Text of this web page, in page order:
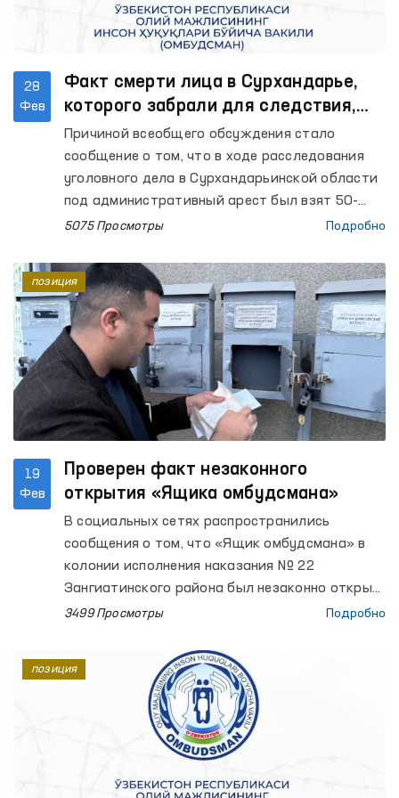
28
Фев
Факт смерти лица в Сурхандарье,
которого забрали для следствия,
взято Омбудсманом на контроль
Причиной всеобщего обсуждения стало
сообщение о том, что в ходе расследования
уголовного дела в Сурхандарьинской области
под административный арест был взят 50-
летний фермер Тохир Хаитов, впоследствии
5075 Просмотры Подробно
19
Фев
Проверен факт незаконного
открытия «Ящика омбудсмана»
В социальных сетях распространились
сообщения о том, что «Ящик омбудсмана» в
колонии исполнения наказания № 22
Зангиатинского района был незаконно открыт
заместителем прокурора области и
3499 Просмотры Подробно
позиция
позиция